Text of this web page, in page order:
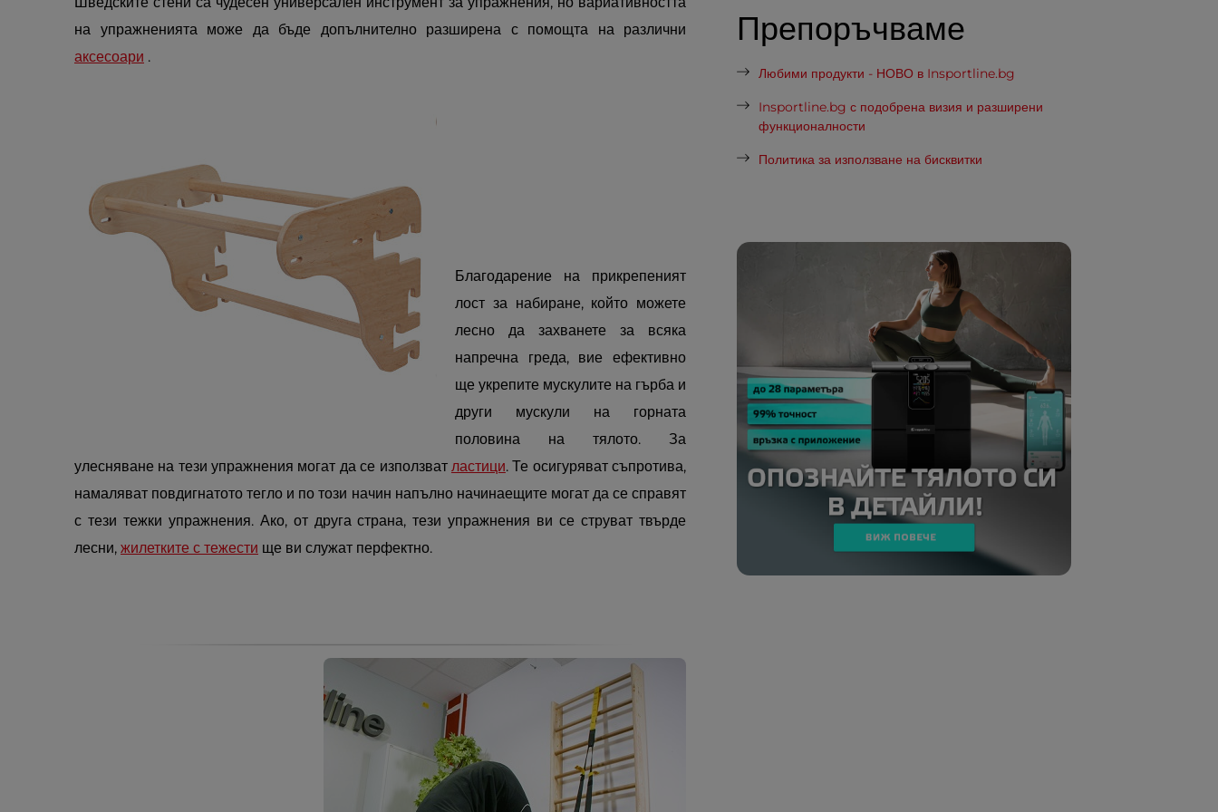
на упражненията може да бъде допълнително разширена с помощта на различни
аксесоари .
Благодарение на прикрепеният
лост за набиране, който можете
лесно да захванете за всяка
напречна греда, вие ефективно
ще укрепите мускулите на гърба и
други мускули на горната
половина на тялото. За
улесняване на тези упражнения могат да се използват ластици. Те осигуряват съпротива,
намаляват повдигнатото тегло и по този начин напълно начинаещите могат да се справят
с тези тежки упражнения. Ако, от друга страна, тези упражнения ви се струват твърде
лесни, жилетките с тежести ще ви служат перфектно.
Препоръчваме
Любими продукти - НОВО в Insportline.bg
Insportline.bg с подобрена визия и разширени
функционалности
Политика за използване на бисквитки